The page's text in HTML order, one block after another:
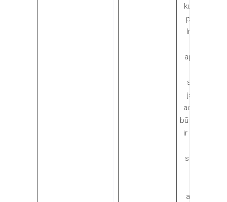
kurios esate
prisijungęs.
Informacija
apsilankymą
svetainėje,
įskaitant IP
adresas, gali
būti
ir patalpintas
serveriuose
asmeniškai